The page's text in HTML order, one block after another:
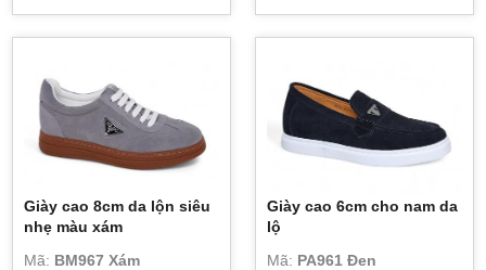
Giày cao 8cm da lộn siêu
nhẹ màu xám
Mã: BM967 Xám
Giày cao 6cm cho nam da
lộ
Mã: PA961 Đen